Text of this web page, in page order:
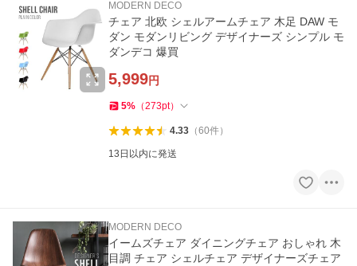
MODERN DECO
チェア 北欧 シェルアームチェア 木足 DAW モ
ダン モダンリビング デザイナーズ シンプル モ
ダンデコ 爆買
5,999円
5% （273pt）
4.33（60件）
13日以内に発送
MODERN DECO
イームズチェア ダイニングチェア おしゃれ 木
目調 チェア シェルチェア デザイナーズチェア